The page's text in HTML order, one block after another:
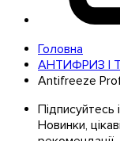
Головна
АНТИФРИЗ І
Antifreeze
Підписуйтесь
Новинки,